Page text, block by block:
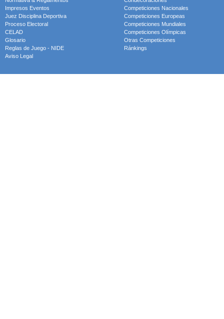
Impresos Eventos
Juez Disciplina Deportiva
Proceso Electoral
CELAD
Glosario
Reglas de Juego - NIDE
Aviso Legal
Competiciones Nacionales
Competiciones Europeas
Competiciones Mundiales
Competiciones Olímpicas
Otras Competiciones
Ránkings